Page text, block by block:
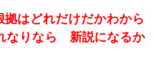
拠はどれだけだかわから
なりなら 新説になるか